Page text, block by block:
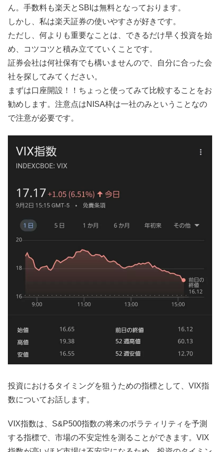
ん。手数料も楽天とSBIは無料となっております。
しかし、私は楽天証券の使いやすさが好きです。
ただし、何よりも重要なことは、できるだけ早く投資を始
め、コツコツと積み立てていくことです。
証券会社は何社保有でも構いませんので、自分に合った会
社を探してみてください。
まずは口座開設！！ちょっと使ってみて比較することをお
勧めします。注意点はNISA枠は一社のみということなの
で注意が必要です。
投資におけるタイミングを狙うための指標として、VIX指
数についてお話します。
VIX指数は、S&P500指数の将来のボラティリティを予測
する指標で、市場の不安定性を測ることができます。VIX